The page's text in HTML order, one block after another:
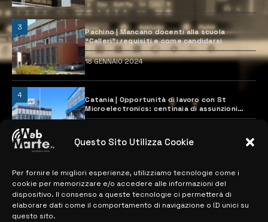
Questo Sito Utilizza Cookie
Per fornire le migliori esperienze, utilizziamo tecnologie come i
cookie per memorizzare e/o accedere alle informazioni del
dispositivo. Il consenso a queste tecnologie ci permetterà di
elaborare dati come il comportamento di navigazione o ID unici su
questo sito.
3
Pachino | Mancano docenti alla scuola
“Calleri”: requisiti e come candidarsi
18 GENNAIO 2024
4
Catania | Opportunità di lavoro con St
Microelectronics: centinaia di assunzioni
previste
MAPPA DEL SITO
> NOTIZIE